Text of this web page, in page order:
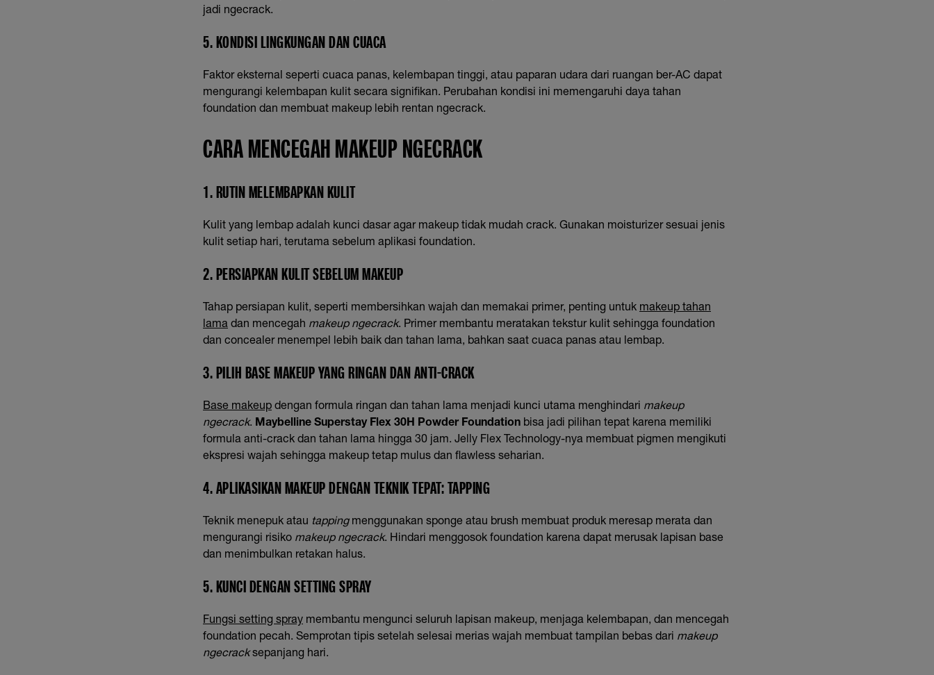
jadi ngecrack.
5. KONDISI LINGKUNGAN DAN CUACA
Faktor eksternal seperti cuaca panas, kelembapan tinggi, atau paparan udara dari ruangan ber-AC dapat
mengurangi kelembapan kulit secara signifikan. Perubahan kondisi ini memengaruhi daya tahan
foundation dan membuat makeup lebih rentan ngecrack.
CARA MENCEGAH MAKEUP NGECRACK
1. RUTIN MELEMBAPKAN KULIT
Kulit yang lembap adalah kunci dasar agar makeup tidak mudah crack. Gunakan moisturizer sesuai jenis
kulit setiap hari, terutama sebelum aplikasi foundation.
2. PERSIAPKAN KULIT SEBELUM MAKEUP
Tahap persiapan kulit, seperti membersihkan wajah dan memakai primer, penting untuk makeup tahan
lama dan mencegah makeup ngecrack. Primer membantu meratakan tekstur kulit sehingga foundation
dan concealer menempel lebih baik dan tahan lama, bahkan saat cuaca panas atau lembap.
3. PILIH BASE MAKEUPYANG RINGAN DAN ANTI-CRACK
Base makeup dengan formula ringan dan tahan lama menjadi kunci utama menghindari makeup
ngecrack. Maybelline Superstay Flex 30H Powder Foundation bisa jadi pilihan tepat karena memiliki
formula anti-crack dan tahan lama hingga 30 jam. Jelly Flex Technology-nya membuat pigmen mengikuti
ekspresi wajah sehingga makeup tetap mulus dan flawless seharian.
4. APLIKASIKAN MAKEUP DENGAN TEKNIK TEPAT: TAPPING
Teknik menepuk atau tappingmenggunakan sponge atau brush membuat produk meresap merata dan
mengurangi risiko makeup ngecrack. Hindari menggosok foundation karena dapat merusak lapisan base
dan menimbulkan retakan halus.
5. KUNCI DENGAN SETTING SPRAY
Fungsi setting spray membantu mengunci seluruh lapisan makeup, menjaga kelembapan, dan mencegah
foundation pecah. Semprotan tipis setelah selesai merias wajah membuat tampilan bebas dari makeup
ngecracksepanjang hari.